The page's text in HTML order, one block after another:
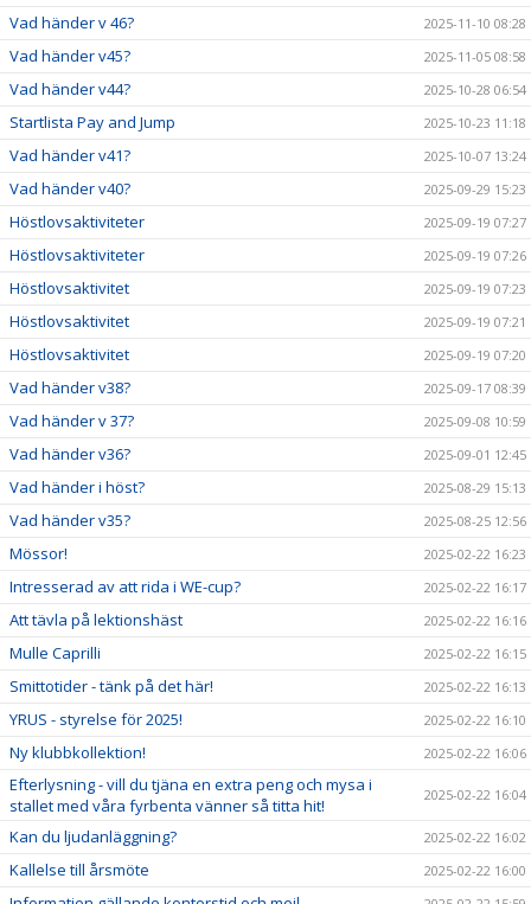
Vad händer v 46? 2025-11-10 08:28
Vad händer v45? 2025-11-05 08:58
Vad händer v44? 2025-10-28 06:54
Startlista Pay and Jump 2025-10-23 11:18
Vad händer v41? 2025-10-07 13:24
Vad händer v40? 2025-09-29 15:23
Höstlovsaktiviteter 2025-09-19 07:27
Höstlovsaktiviteter 2025-09-19 07:26
Höstlovsaktivitet 2025-09-19 07:23
Höstlovsaktivitet 2025-09-19 07:21
Höstlovsaktivitet 2025-09-19 07:20
Vad händer v38? 2025-09-17 08:39
Vad händer v 37? 2025-09-08 10:59
Vad händer v36? 2025-09-01 12:45
Vad händer i höst? 2025-08-29 15:13
Vad händer v35? 2025-08-25 12:56
Mössor! 2025-02-22 16:23
Intresserad av att rida i WE-cup? 2025-02-22 16:17
Att tävla på lektionshäst 2025-02-22 16:16
Mulle Caprilli 2025-02-22 16:15
Smittotider - tänk på det här! 2025-02-22 16:13
YRUS - styrelse för 2025! 2025-02-22 16:10
Ny klubbkollektion! 2025-02-22 16:06
Efterlysning - vill du tjäna en extra peng och mysa i
stallet med våra fyrbenta vänner så titta hit!
2025-02-22 16:04
Kan du ljudanläggning? 2025-02-22 16:02
Kallelse till årsmöte 2025-02-22 16:00